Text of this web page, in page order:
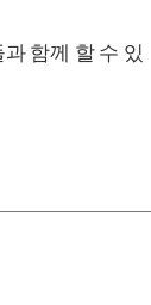
함께 할 수 있